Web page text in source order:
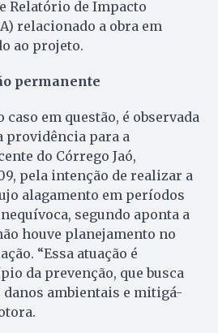
Relatório de Impacto
relacionado a obra em
ao projeto.
permanente
caso em questão, é observada
providência para a
do Córrego Jaó,
pela intenção de realizar a
alagamento em períodos
segundo aponta a
houve planejamento no
“Essa atuação é
da prevenção, que busca
ambientais e mitigá-